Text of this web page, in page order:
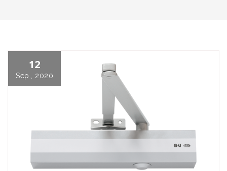
12
Sep., 2020